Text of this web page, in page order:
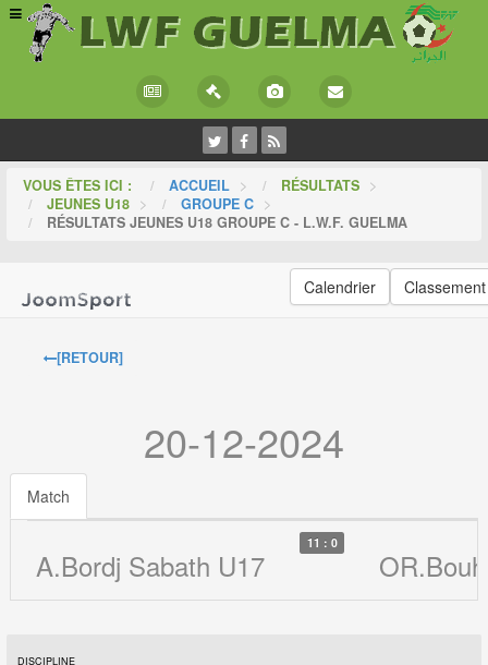
VOUS ÊTES ICI : ACCUEIL > RÉSULTATS >
JEUNES U18 > GROUPE C >
RÉSULTATS JEUNES U18 GROUPE C - L.W.F. GUELMA
Calendrier Classement
[RETOUR]
20-12-2024
Match
A.Bordj Sabath U17
11 : 0
DISCIPLINE